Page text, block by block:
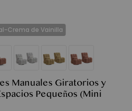
Crema de Vainilla
Manuales Giratorios y
Pequeños (Mini